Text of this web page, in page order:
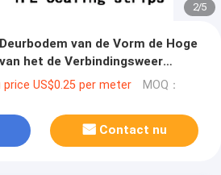
2/5
van de Vorm de Hoge
het de Verbindingsweer
price US$0.25 per meter MOQ：
Contact nu